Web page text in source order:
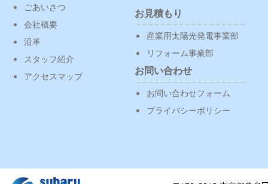
ごあいさつ
会社概要
沿革
スタッフ紹介
アクセスマップ
お見積もり
産業用太陽光発電事業部
リフォーム事業部
お問い合わせ
お問い合わせフォーム
プライバシーポリシー